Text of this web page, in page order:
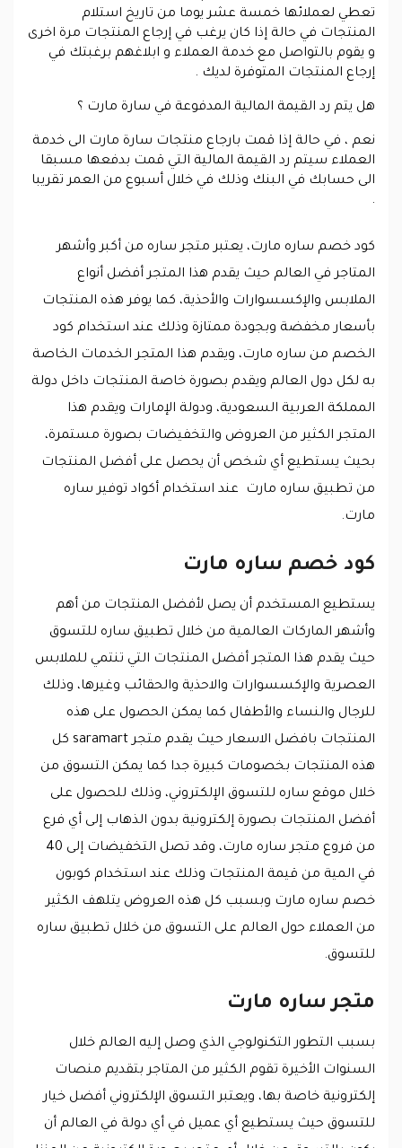
تعطي لعملائها خمسة عشر يوما من تاريخ استلام
المنتجات في حالة إذا كان يرغب في إرجاع المنتجات مرة اخرى
و يقوم بالتواصل مع خدمة العملاء و ابلاغهم برغبتك في
إرجاع المنتجات المتوفرة لديك .
هل يتم رد القيمة المالية المدفوعة في سارة مارت ؟
نعم ، في حالة إذا قمت بارجاع منتجات سارة مارت الى خدمة
العملاء سيتم رد القيمة المالية التي قمت بدفعها مسبقا
الى حسابك في البنك وذلك في خلال أسبوع من العمر تقريبا
.
كود خصم ساره مارت، يعتبر متجر ساره من أكبر وأشهر
المتاجر في العالم حيث يقدم هذا المتجر أفضل أنواع
الملابس والإكسسوارات والأحذية، كما يوفر هذه المنتجات
بأسعار مخفضة وبجودة ممتازة وذلك عند استخدام كود
الخصم من ساره مارت، ويقدم هذا المتجر الخدمات الخاصة
به لكل دول العالم ويقدم بصورة خاصة المنتجات داخل دولة
المملكة العربية السعودية، ودولة الإمارات ويقدم هذا
المتجر الكثير من العروض والتخفيضات بصورة مستمرة،
بحيث يستطيع أي شخص أن يحصل على أفضل المنتجات
من تطبيق ساره مارت عند استخدام أكواد توفير ساره
مارت.
كود خصم ساره مارت
يستطيع المستخدم أن يصل لأفضل المنتجات من أهم
وأشهر الماركات العالمية من خلال تطبيق ساره للتسوق
حيث يقدم هذا المتجر أفضل المنتجات التي تنتمي للملابس
العصرية والإكسسوارات والاحذية والحقائب وغيرها، وذلك
للرجال والنساء والأطفال كما يمكن الحصول على هذه
المنتجات بافضل الاسعار حيث يقدم متجر saramart كل
هذه المنتجات بخصومات كبيرة جدا كما يمكن التسوق من
خلال موقع ساره للتسوق الإلكتروني، وذلك للحصول على
أفضل المنتجات بصورة إلكترونية بدون الذهاب إلى أي فرع
من فروع متجر ساره مارت، وقد تصل التخفيضات إلى 40
في المية من قيمة المنتجات وذلك عند استخدام كوبون
خصم ساره مارت وبسبب كل هذه العروض يتلهف الكثير
من العملاء حول العالم على التسوق من خلال تطبيق ساره
للتسوق.
متجر ساره مارت
بسبب التطور التكنولوجي الذي وصل إليه العالم خلال
السنوات الأخيرة تقوم الكثير من المتاجر بتقديم منصات
إلكترونية خاصة بها، ويعتبر التسوق الإلكتروني أفضل خيار
للتسوق حيث يستطيع أي عميل في أي دولة في العالم أن